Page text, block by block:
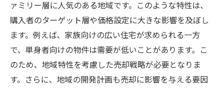
ァミリー層に人気のある地域です。このような特性は、
購入者のターゲット層や価格設定に大きな影響を及ぼし
ます。例えば、家族向けの広い住宅が求められる一方
で、単身者向けの物件は需要が低いことがあります。こ
のため、地域特性を考慮した売却戦略が必要となりま
す。さらに、地域の開発計画も売却に影響を与える要因